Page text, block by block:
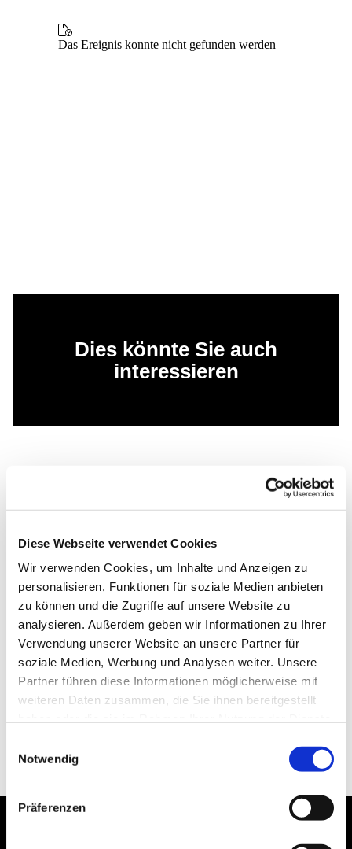
Diese Webseite verwendet Cookies
Wir verwenden Cookies, um Inhalte und Anzeigen zu
personalisieren, Funktionen für soziale Medien anbieten
zu können und die Zugriffe auf unsere Website zu
analysieren. Außerdem geben wir Informationen zu Ihrer
Verwendung unserer Website an unsere Partner für
soziale Medien, Werbung und Analysen weiter. Unsere
Partner führen diese Informationen möglicherweise mit
weiteren Daten zusammen, die Sie ihnen bereitgestellt
Notwendig
Präferenzen
Dies könnte Sie auch
interessieren